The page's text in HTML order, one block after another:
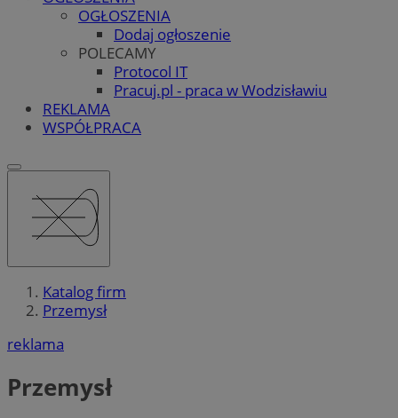
OGŁOSZENIA
Dodaj ogłoszenie
POLECAMY
Protocol IT
Pracuj.pl - praca w Wodzisławiu
REKLAMA
WSPÓŁPRACA
Katalog firm
Przemysł
reklama
Przemysł